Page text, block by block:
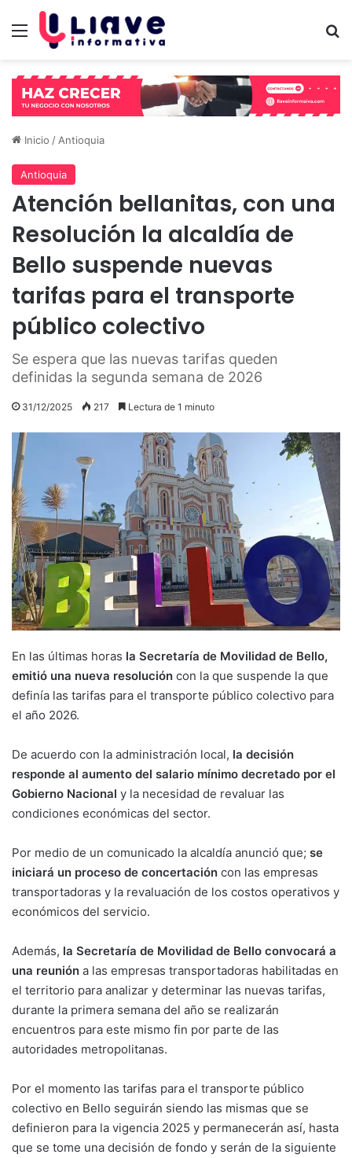
Menú
Inicio / Antioquia
Antioquia
Atención bellanitas, con una
Resolución la alcaldía de
Bello suspende nuevas
tarifas para el transporte
público colectivo
Se espera que las nuevas tarifas queden
definidas la segunda semana de 2026
31/12/2025 217 Lectura de 1 minuto
En las últimas horas la Secretaría de Movilidad de Bello,
emitió una nueva resolución con la que suspende la que
definía las tarifas para el transporte público colectivo para
el año 2026.
De acuerdo con la administración local, la decisión
responde al aumento del salario mínimo decretado por el
Gobierno Nacional y la necesidad de revaluar las
condiciones económicas del sector.
Por medio de un comunicado la alcaldía anunció que; se
iniciará un proceso de concertación con las empresas
transportadoras y la revaluación de los costos operativos y
económicos del servicio.
Además, la Secretaría de Movilidad de Bello convocará a
una reunión a las empresas transportadoras habilitadas en
el territorio para analizar y determinar las nuevas tarifas,
durante la primera semana del año se realizarán
encuentros para este mismo fin por parte de las
autoridades metropolitanas.
Por el momento las tarifas para el transporte público
colectivo en Bello seguirán siendo las mismas que se
definieron para la vigencia 2025 y permanecerán así, hasta
que se tome una decisión de fondo y serán de la siguiente